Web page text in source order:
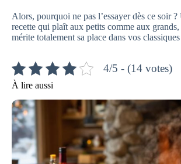
Alors, pourquoi ne pas l’essayer dès ce soir ?
recette qui plaît aux petits comme aux
mérite totalement sa place dans vos
4/5 - (14 votes)
À lire aussi